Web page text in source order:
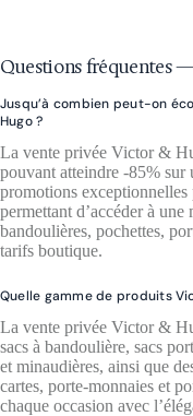
Questions fréquentes
Jusqu’à combien peut-on
Hugo ?
La vente privée Victor &
pouvant atteindre -85% sur
promotions exceptionnelles
permettant d’accéder à
bandoulières, pochettes,
tarifs boutique.
Quelle gamme de produits
La vente privée Victor &
sacs à bandoulière, sacs
et minaudières, ainsi que
cartes, porte-monnaies et
chaque occasion avec